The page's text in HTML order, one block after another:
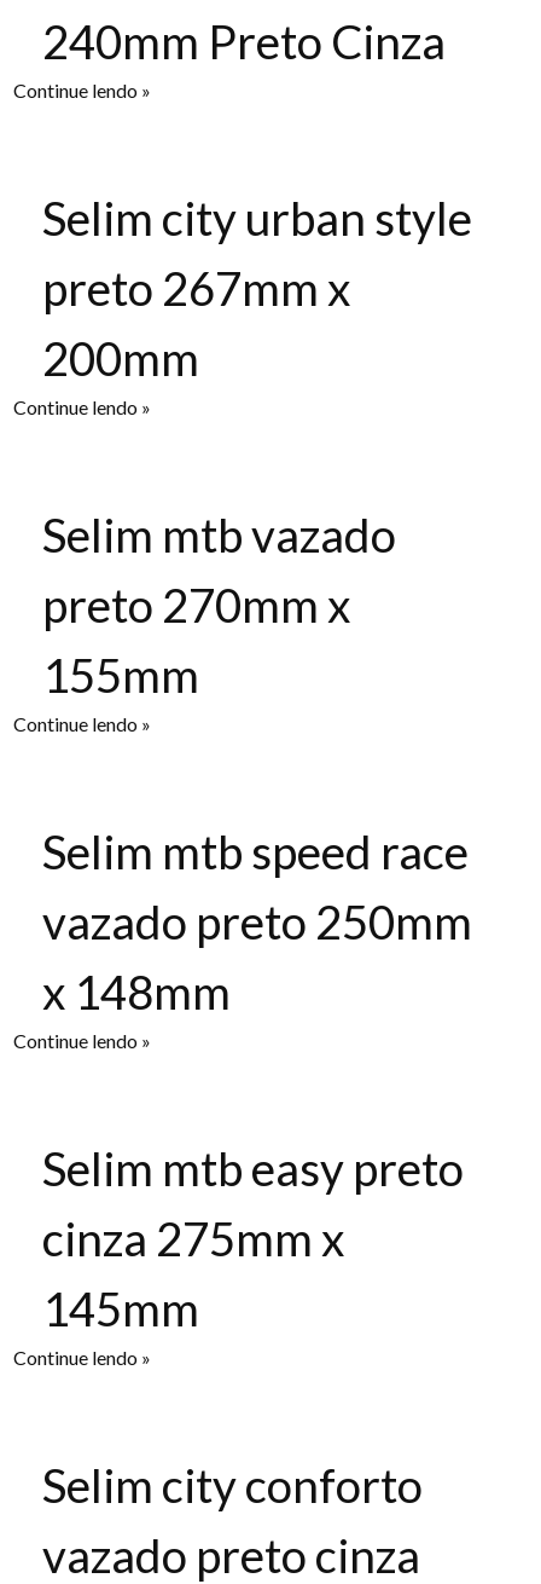
240mm Preto Cinza
Continue lendo »
Selim city urban style
preto 267mm x
200mm
Continue lendo »
Selim mtb vazado
preto 270mm x
155mm
Continue lendo »
Selim mtb speed race
vazado preto 250mm
x 148mm
Continue lendo »
Selim mtb easy preto
cinza 275mm x
145mm
Continue lendo »
Selim city conforto
vazado preto cinza